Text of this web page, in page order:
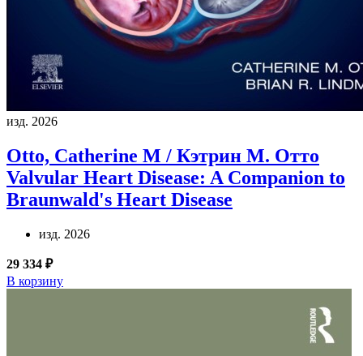
изд. 2026
Otto, Catherine M / Кэтрин М. Отто
Valvular Heart Disease: A Companion to
Braunwald's Heart Disease
изд. 2026
29 334 ₽
В корзину